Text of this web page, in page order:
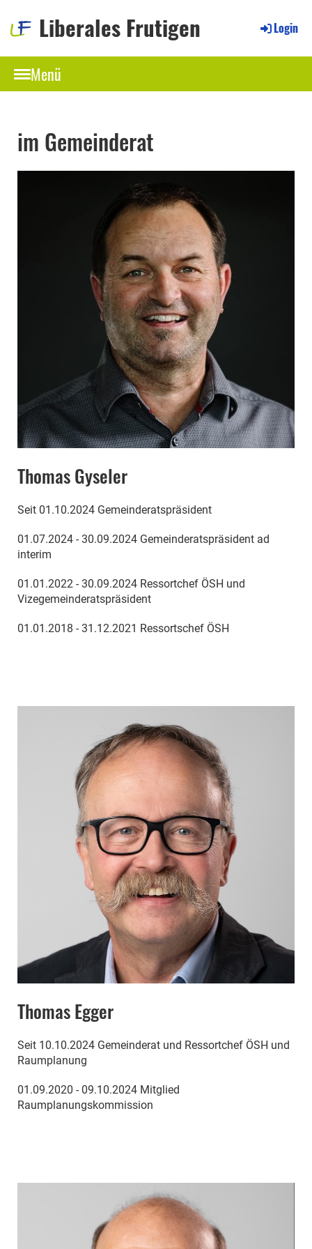
Liberales Frutigen Login
Menü
im Gemeinderat
Thomas Gyseler
Seit 01.10.2024 Gemeinderatspräsident
01.07.2024 - 30.09.2024 Gemeinderatspräsident ad
interim
01.01.2022 - 30.09.2024 Ressortchef ÖSH und
Vizegemeinderatspräsident
01.01.2018 - 31.12.2021 Ressortschef ÖSH
Thomas Egger
Seit 10.10.2024 Gemeinderat und Ressortchef ÖSH und
Raumplanung
01.09.2020 - 09.10.2024 Mitglied
Raumplanungskommission